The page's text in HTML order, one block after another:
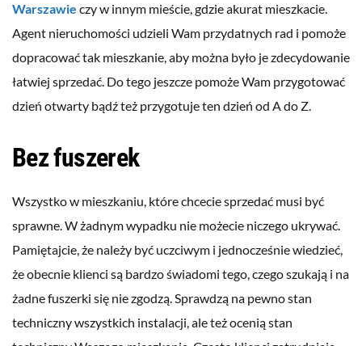
Warszawie czy w innym mieście, gdzie akurat mieszkacie.
Agent nieruchomości udzieli Wam przydatnych rad i pomoże
dopracować tak mieszkanie, aby można było je zdecydowanie
łatwiej sprzedać. Do tego jeszcze pomoże Wam przygotować
dzień otwarty bądź też przygotuje ten dzień od A do Z.
Bez fuszerek
Wszystko w mieszkaniu, które chcecie sprzedać musi być
sprawne. W żadnym wypadku nie możecie niczego ukrywać.
Pamiętajcie, że należy być uczciwym i jednocześnie wiedzieć,
że obecnie klienci są bardzo świadomi tego, czego szukają i na
żadne fuszerki się nie zgodzą. Sprawdzą na pewno stan
techniczny wszystkich instalacji, ale też ocenią stan